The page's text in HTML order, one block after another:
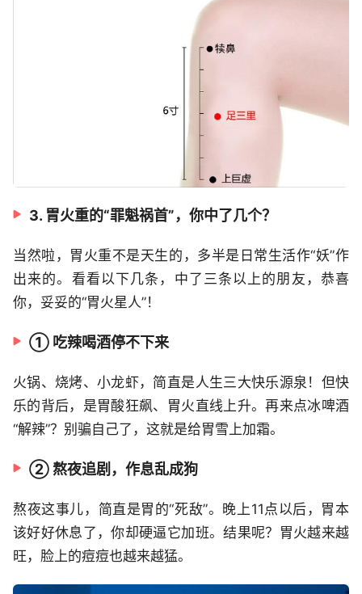
3. 胃火重的“罪魁祸首”，你中了几个？
当然啦，胃火重不是天生的，多半是日常生活作“妖”作
出来的。看看以下几条，中了三条以上的朋友，恭喜
你，妥妥的“胃火星人”！
① 吃辣喝酒停不下来
火锅、烧烤、小龙虾，简直是人生三大快乐源泉！但快
乐的背后，是胃酸狂飙、胃火直线上升。再来点冰啤酒
“解辣”？别骗自己了，这就是给胃雪上加霜。
② 熬夜追剧，作息乱成狗
熬夜这事儿，简直是胃的“死敌”。晚上11点以后，胃本
该好好休息了，你却硬逼它加班。结果呢？胃火越来越
旺，脸上的痘痘也越来越猛。